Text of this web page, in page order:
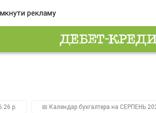
рекламу
р. 📅 Календар бухгалтера на СЕРПЕНЬ